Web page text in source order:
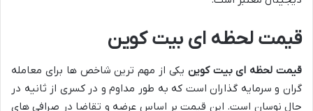
قیمت لحظه ای بیت کوین
قیمت لحظه ای بیت کوین یکی از مهم ترین شاخص ها برای معامله
گران و سرمایه گذاران است که به طور مداوم و در کسری از ثانیه در
حال نوسان است. این قیمت بر اساس عرضه و تقاضا در صرافی های